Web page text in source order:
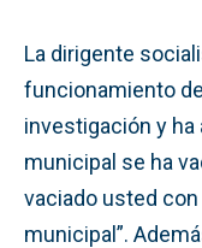
La dirigente
funcionamiento
investigación y ha
municipal se ha
vaciado usted
municipal”.